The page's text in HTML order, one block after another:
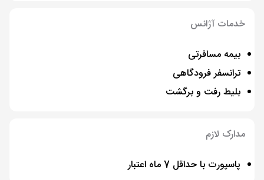
خدمات آژانس
بیمه مسافرتی
ترانسفر فرودگاهی
بلیط رفت و برگشت
مدارک لازم
پاسپورت با حداقل 7 ماه اعتبار